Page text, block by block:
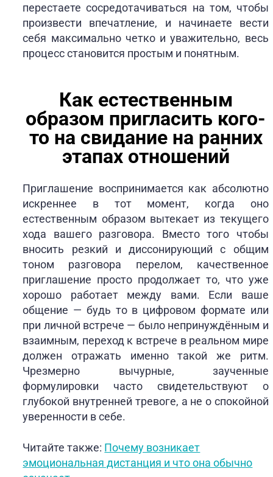
перестаете сосредотачиваться на том, чтобы
произвести впечатление, и начинаете вести
себя максимально четко и уважительно, весь
процесс становится простым и понятным.
Как естественным
образом пригласить кого-
то на свидание на ранних
этапах отношений
Приглашение воспринимается как абсолютно
искреннее в тот момент, когда оно
естественным образом вытекает из текущего
хода вашего разговора. Вместо того чтобы
вносить резкий и диссонирующий с общим
тоном разговора перелом, качественное
приглашение просто продолжает то, что уже
хорошо работает между вами. Если ваше
общение — будь то в цифровом формате или
при личной встрече — было непринуждённым и
взаимным, переход к встрече в реальном мире
должен отражать именно такой же ритм.
Чрезмерно вычурные, заученные
формулировки часто свидетельствуют о
глубокой внутренней тревоге, а не о спокойной
уверенности в себе.
Читайте также: Почему возникает
эмоциональная дистанция и что она обычно